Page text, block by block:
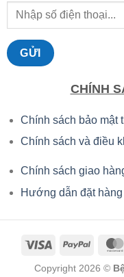
CHÍNH
Chính sách bảo mật
Chính sách và điều
Chính sách giao
Hướng dẫn đặt
Copyright 2026 ©